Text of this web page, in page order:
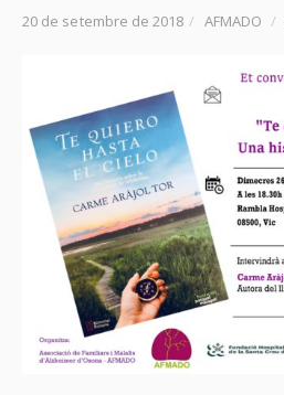
20 de setembre de 2018 / AFMADO /